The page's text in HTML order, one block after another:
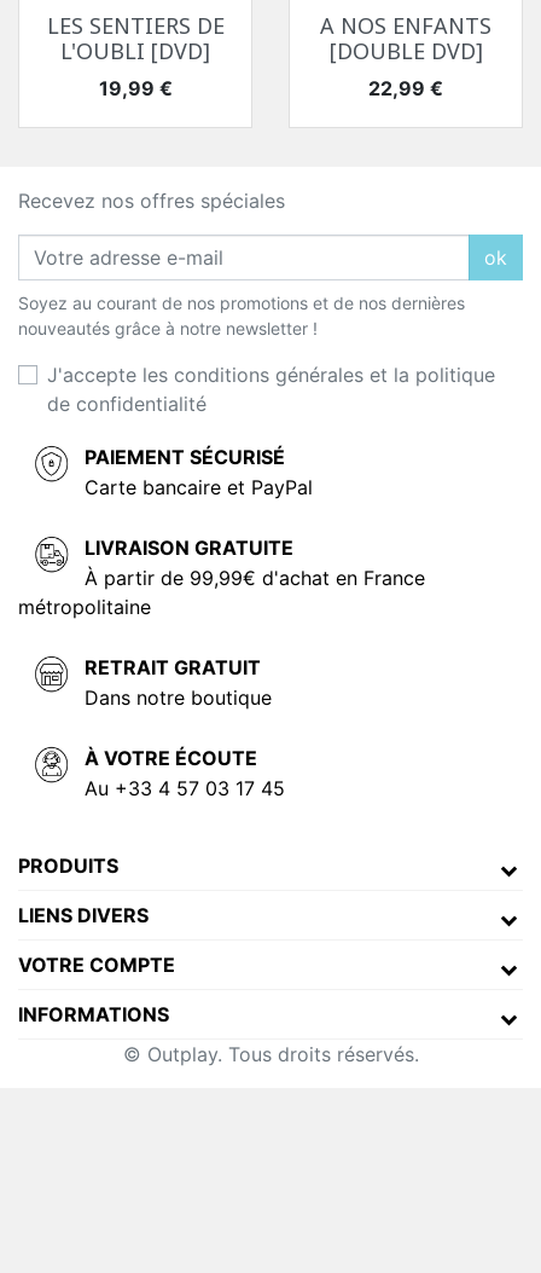
LES SENTIERS DE
L'OUBLI [DVD]
Prix
19,99 €
A NOS ENFANTS
[DOUBLE DVD]
Prix
22,99 €
Recevez nos offres spéciales
ok
Soyez au courant de nos promotions et de nos dernières
nouveautés grâce à notre newsletter !
J'accepte les conditions générales et la politique
de confidentialité
PAIEMENT SÉCURISÉ
Carte bancaire et PayPal
LIVRAISON GRATUITE
À partir de 99,99€ d'achat en France
métropolitaine
RETRAIT GRATUIT
Dans notre boutique
À VOTRE ÉCOUTE
Au +33 4 57 03 17 45
PRODUITS
LIENS DIVERS
VOTRE COMPTE
INFORMATIONS
© Outplay. Tous droits réservés.